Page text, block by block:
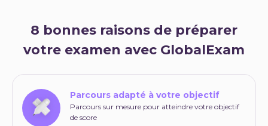
8 bonnes raisons de préparer
votre examen avec GlobalExam
Parcours adapté à votre objectif
Parcours sur mesure pour atteindre votre objectif
de score